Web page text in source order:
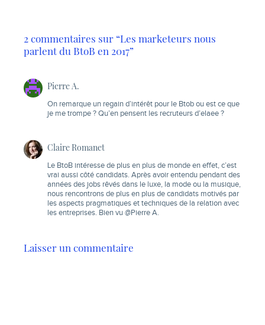
2 commentaires sur “Les marketeurs nous
parlent du BtoB en 2017”
Pierre A.
On remarque un regain d’intérêt pour le Btob ou est ce que
je me trompe ? Qu’en pensent les recruteurs d’elaee ?
Claire Romanet
Le BtoB intéresse de plus en plus de monde en effet, c’est
vrai aussi côté candidats. Après avoir entendu pendant des
années des jobs rêvés dans le luxe, la mode ou la musique,
nous rencontrons de plus en plus de candidats motivés par
les aspects pragmatiques et techniques de la relation avec
les entreprises. Bien vu @Pierre A.
Laisser un commentaire